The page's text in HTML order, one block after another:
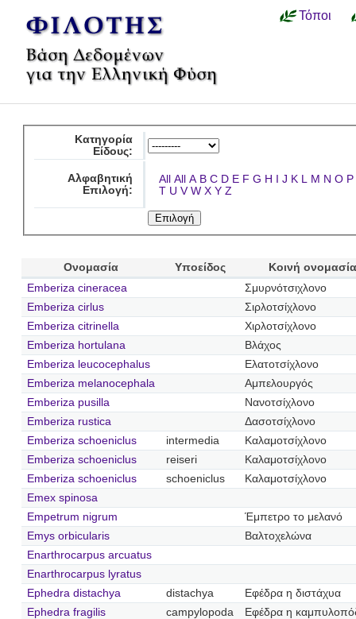
Τόποι
Κατηγορία
Είδους:
Αλφαβητική
Επιλογή:
All All A B C D E F G H I J K L M N O P
T U V W X Y Z
Ονομασία Υποείδος
Κοινή ονομασία
Emberiza cineracea
Σμυρνότσιχλονο
Emberiza cirlus
Σιρλοτσίχλονο
Emberiza citrinella
Χιρλοτσίχλονο
Emberiza hortulana
Βλάχος
Emberiza leucocephalus
Ελατοτσίχλονο
Emberiza melanocephala
Αμπελουργός
Emberiza pusilla
Νανοτσίχλονο
Emberiza rustica
Δασοτσίχλονο
Emberiza schoeniclus
intermedia
Καλαμοτσίχλονο
Emberiza schoeniclus
reiseri
Καλαμοτσίχλονο
Emberiza schoeniclus
schoeniclus
Καλαμοτσίχλονο
Emex spinosa
Empetrum nigrum
Έμπετρο το μελανό
Emys orbicularis
Βαλτοχελώνα
Enarthrocarpus arcuatus
Enarthrocarpus lyratus
Ephedra distachya
distachya
Εφέδρα η διστάχυα
Ephedra fragilis
campylopoda
Εφέδρα η